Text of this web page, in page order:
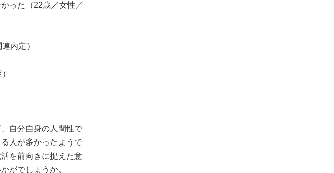
った（22歳／女性／
内定）
自分自身の人間性で
人が多かったようで
を前向きに捉えた意
がでしょうか。